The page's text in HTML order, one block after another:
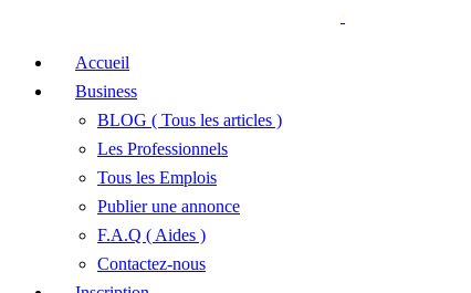
Accueil
Business
BLOG ( Tous les articles )
Les Professionnels
Tous les Emplois
Publier une annonce
F.A.Q ( Aides )
Contactez-nous